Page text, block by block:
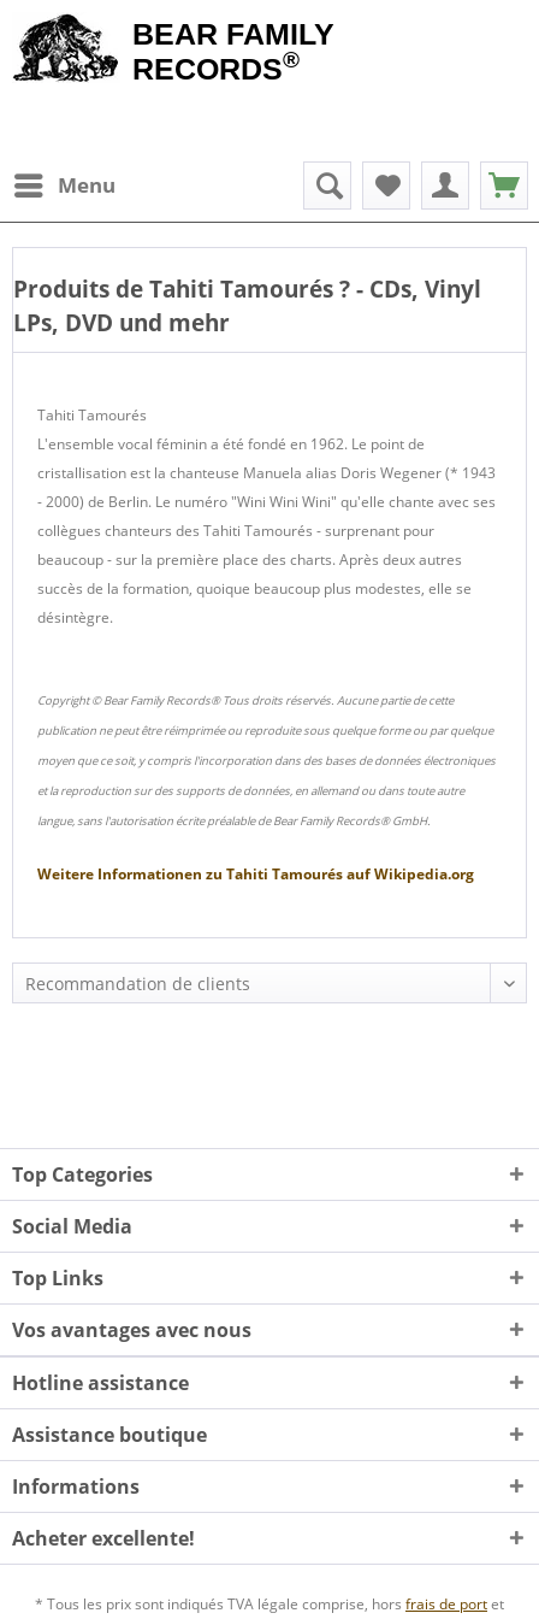
BEAR FAMILY
RECORDS®
Menu
Produits deTahiti Tamourés? - CDs, Vinyl
LPs, DVD und mehr
Tahiti Tamourés
L'ensemble vocal féminin a été fondé en 1962. Le point de
cristallisation est la chanteuse Manuela alias Doris Wegener (* 1943
- 2000) de Berlin. Le numéro "Wini Wini Wini" qu'elle chante avec ses
collègues chanteurs des Tahiti Tamourés - surprenant pour
beaucoup - sur la première place des charts. Après deux autres
succès de la formation, quoique beaucoup plus modestes, elle se
désintègre.
Copyright © Bear Family Records® Tous droits réservés. Aucune partie de cette
publication ne peut être réimprimée ou reproduite sous quelque forme ou par quelque
moyen que ce soit, y compris l'incorporation dans des bases de données électroniques
et la reproduction sur des supports de données, en allemand ou dans toute autre
langue, sans l'autorisation écrite préalable de Bear Family Records® GmbH.
Weitere Informationen zu Tahiti TamourésaufWikipedia.org
Top Categories
Social Media
Top Links
Vos avantages avec nous
Hotline assistance
Assistance boutique
Informations
Acheter excellente!
* Tous les prix sont indiqués TVA légale comprise, hors frais de portet